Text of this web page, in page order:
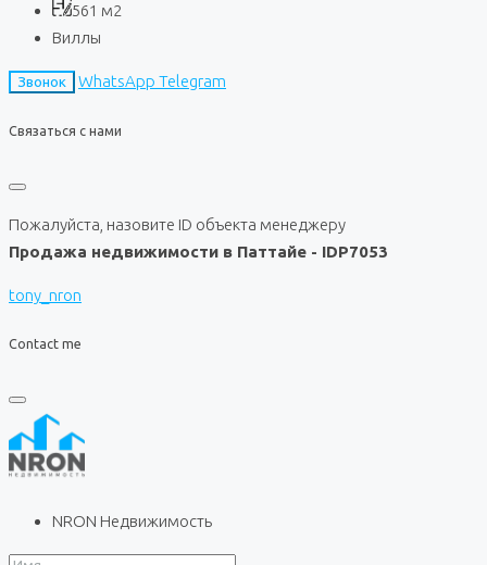
561 м2
Виллы
Звонок WhatsApp Telegram
Связаться с нами
Пожалуйста, назовите ID объекта менеджеру
Продажа недвижимости в Паттайе - IDP7053
tony_nron
Contact me
NRON Недвижимость